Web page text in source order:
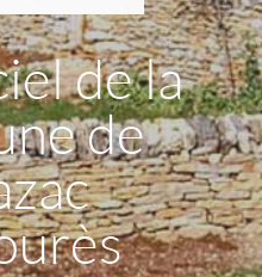
de la
de